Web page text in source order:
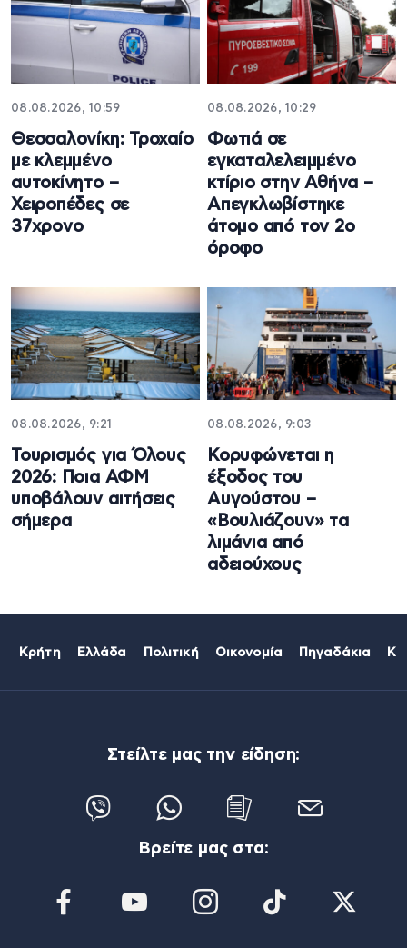
08.08.2026, 10:59
Θεσσαλονίκη: Τροχαίο
με κλεμμένο
αυτοκίνητο –
Χειροπέδες σε
37χρονο
08.08.2026, 10:29
Φωτιά σε
εγκαταλελειμμένο
κτίριο στην Αθήνα –
Απεγκλωβίστηκε
άτομο από τον 2ο
όροφο
08.08.2026, 9:21
Τουρισμός για Όλους
2026: Ποια ΑΦΜ
υποβάλουν αιτήσεις
σήμερα
08.08.2026, 9:03
Κορυφώνεται η
έξοδος του
Αυγούστου –
«Βουλιάζουν» τα
λιμάνια από
αδειούχους
Κρήτη Ελλάδα Πολιτική Οικονομία Πηγαδάκια
Στείλτε μας την είδηση:
Βρείτε μας στα: